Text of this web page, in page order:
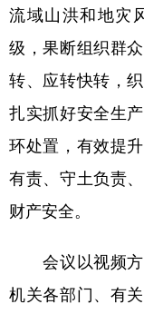
流域山洪和地灾
级，果断组织群
转、应转快转，
扎实抓好安全生
环处置，有效提
有责、守土负责
财产安全。
会议以视频方
机关各部门、有